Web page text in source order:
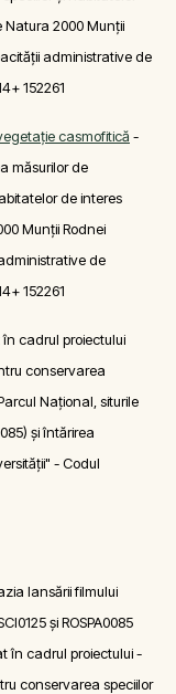
Natura 2000 Munții
administrative de
152261
casmofitică -
măsurilor de
de interes
Munții Rodnei
de
152261
cadrul proiectului
conservarea
Național, siturile
și întărirea
- Codul
lansării filmului
și ROSPA0085
în cadrul proiectului -
conservarea speciilor